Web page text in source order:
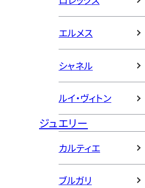
エルメス
シャネル
ルイ・ヴィトン
ジュエリー
カルティエ
ブルガリ